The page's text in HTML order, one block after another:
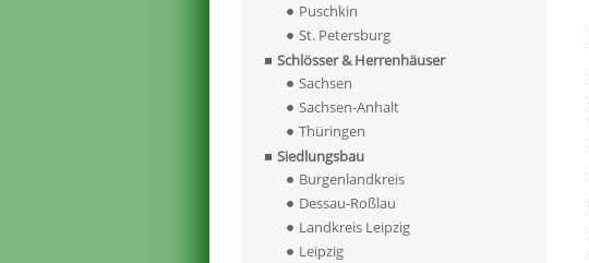
Puschkin
St. Petersburg
Schlösser & Herrenhäuser
Sachsen
Sachsen-Anhalt
Thüringen
Siedlungsbau
Burgenlandkreis
Dessau-Roßlau
Landkreis Leipzig
Leipzig